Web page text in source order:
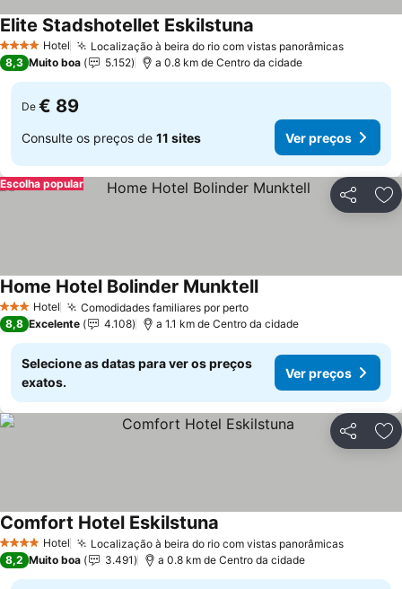
4 EstrelasHotel Localização à beira do rio com vistas panorâmicas
Elite Stadshotellet Eskilstuna
8,3 Muito boa 5.152 a 0.8 km de Centro da cidade
De € 89
Consulte os preços de 11 sites Ver preços
Partilhar
Escolha popular
3 EstrelasHotel Comodidades familiares por perto
Home Hotel Bolinder Munktell
8,8 Excelente 4.108 a 1.1 km de Centro da cidade
Selecione as datas para ver os preços
exatos.
Ver preços
Partilhar
4 EstrelasHotel Localização à beira do rio com vistas panorâmicas
Comfort Hotel Eskilstuna
8,2 Muito boa 3.491 a 0.8 km de Centro da cidade